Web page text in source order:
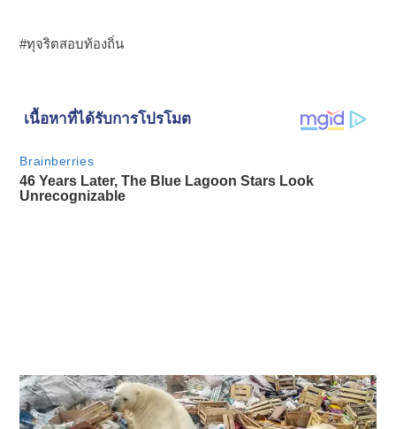
#ทุจริตสอบท้องถิ่น